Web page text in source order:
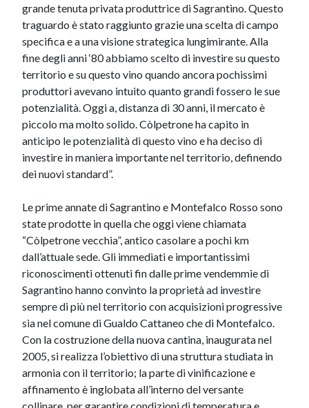
grande tenuta privata produttrice di Sagrantino. Questo
traguardo è stato raggiunto grazie una scelta di campo
specifica e a una visione strategica lungimirante. Alla
fine degli anni ‘80 abbiamo scelto di investire su questo
territorio e su questo vino quando ancora pochissimi
produttori avevano intuito quanto grandi fossero le sue
potenzialità. Oggi a, distanza di 30 anni, il mercato è
piccolo ma molto solido. Còlpetrone ha capito in
anticipo le potenzialità di questo vino e ha deciso di
investire in maniera importante nel territorio, definendo
dei nuovi standard”.
Le prime annate di Sagrantino e Montefalco Rosso sono
state prodotte in quella che oggi viene chiamata
“Còlpetrone vecchia”, antico casolare a pochi km
dall’attuale sede. Gli immediati e importantissimi
riconoscimenti ottenuti fin dalle prime vendemmie di
Sagrantino hanno convinto la proprietà ad investire
sempre di più nel territorio con acquisizioni progressive
sia nel comune di Gualdo Cattaneo che di Montefalco.
Con la costruzione della nuova cantina, inaugurata nel
2005, si realizza l’obiettivo di una struttura studiata in
armonia con il territorio; la parte di vinificazione e
affinamento è inglobata all’interno del versante